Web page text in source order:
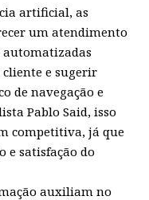
artificial, as
um atendimento
e sugerir
de navegação e
Pablo Said, isso
competitiva, já que
e satisfação do
auxiliam no